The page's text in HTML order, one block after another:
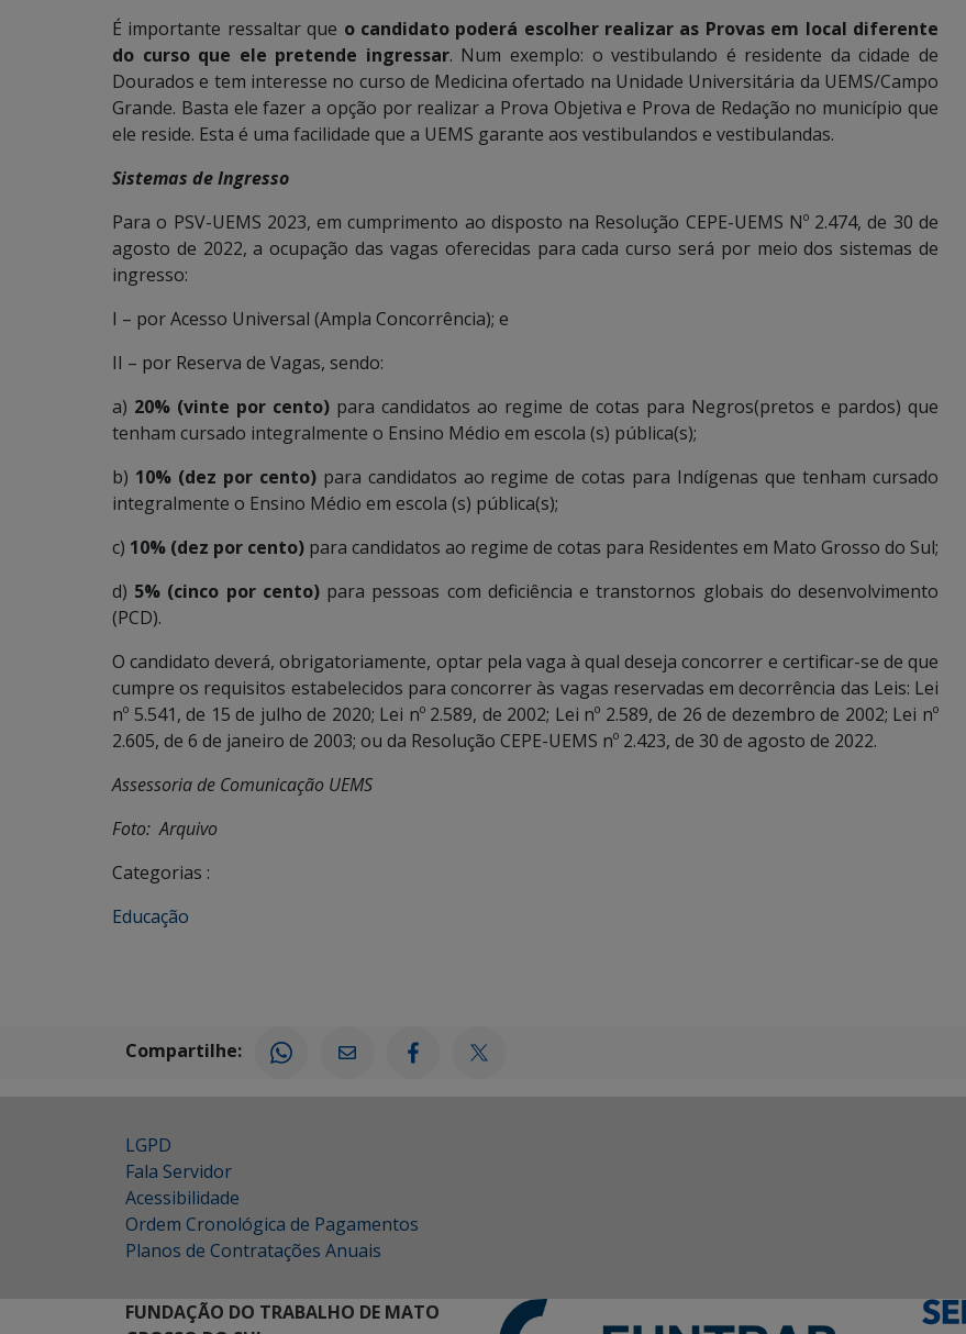
É importante ressaltar que o candidato poderá escolher realizar as Provas em local diferente
do curso que ele pretende ingressar. Num exemplo: o vestibulando é residente da cidade de
Dourados e tem interesse no curso de Medicina ofertado na Unidade Universitária da UEMS/Campo
Grande. Basta ele fazer a opção por realizar a Prova Objetiva e Prova de Redação no município que
ele reside. Esta é uma facilidade que a UEMS garante aos vestibulandos e vestibulandas.
Sistemas de Ingresso
Para o PSV-UEMS 2023, em cumprimento ao disposto na Resolução CEPE-UEMS Nº 2.474, de 30 de
agosto de 2022, a ocupação das vagas oferecidas para cada curso será por meio dos sistemas de
ingresso:
I – por Acesso Universal (Ampla Concorrência); e
II – por Reserva de Vagas, sendo:
a) 20% (vinte por cento) para candidatos ao regime de cotas para Negros(pretos e pardos) que
tenham cursado integralmente o Ensino Médio em escola (s) pública(s);
b) 10% (dez por cento)para candidatos ao regime de cotas para Indígenas que tenham cursado
integralmente o Ensino Médio em escola (s) pública(s);
c) 10% (dez por cento) para candidatos ao regime de cotas para Residentes em Mato Grosso do Sul;
d) 5% (cinco por cento)para pessoas com deficiência e transtornos globais do desenvolvimento
(PCD).
O candidato deverá, obrigatoriamente, optar pela vaga à qual deseja concorrer e certificar-se de que
cumpre os requisitos estabelecidos para concorrer às vagas reservadas em decorrência das Leis: Lei
nº 5.541, de 15 de julho de 2020; Lei nº 2.589, de 2002; Lei nº 2.589, de 26 de dezembro de 2002; Lei nº
2.605, de 6 de janeiro de 2003; ou da Resolução CEPE-UEMS nº 2.423, de 30 de agosto de 2022.
Assessoria de Comunicação UEMS
Foto: Arquivo
Categorias :
Educação
Compartilhe:
LGPD
Fala Servidor
Acessibilidade
Ordem Cronológica de Pagamentos
Planos de Contratações Anuais
FUNDAÇÃO DO TRABALHO DE MATO